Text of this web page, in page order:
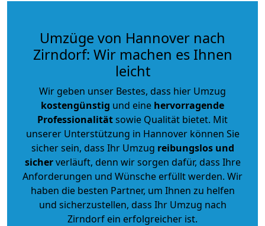
Umzüge von Hannover nach
Zirndorf: Wir machen es Ihnen
leicht
Wir geben unser Bestes, dass hier Umzug
kostengünstig und eine hervorragende
Professionalitätsowie Qualität bietet. Mit
unserer Unterstützung in Hannover können Sie
sicher sein, dass Ihr Umzug reibungslos und
sicherverläuft, denn wir sorgen dafür, dass Ihre
Anforderungen und Wünsche erfüllt werden. Wir
haben die besten Partner, um Ihnen zu helfen
und sicherzustellen, dass Ihr Umzug nach
Zirndorf ein erfolgreicher ist.